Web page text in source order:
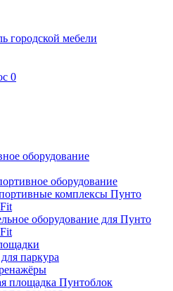
0
оборудование
оборудование
комплексы Пунто
оборудование для Пунто
паркура
площадка Пунтоблок